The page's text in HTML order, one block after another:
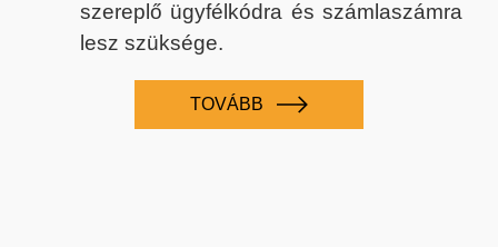
szereplő ügyfélkódra és számlaszámra
lesz szüksége.
TOVÁBB